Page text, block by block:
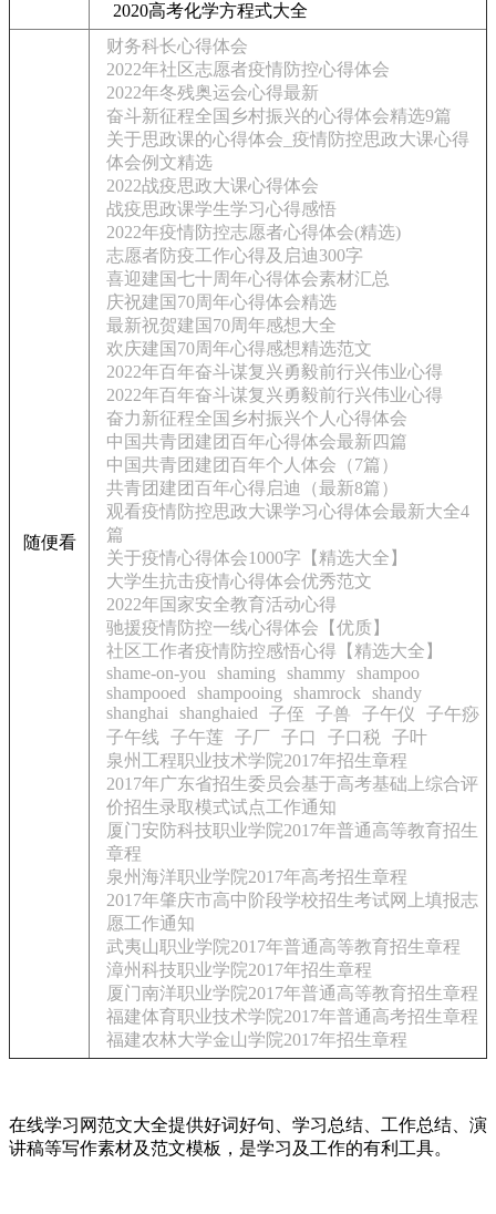
2020高考化学方程式大全
随便看
财务科长心得体会
2022年社区志愿者疫情防控心得体会
2022年冬残奥运会心得最新
奋斗新征程全国乡村振兴的心得体会精选9篇
关于思政课的心得体会_疫情防控思政大课心得
体会例文精选
2022战疫思政大课心得体会
战疫思政课学生学习心得感悟
2022年疫情防控志愿者心得体会(精选)
志愿者防疫工作心得及启迪300字
喜迎建国七十周年心得体会素材汇总
庆祝建国70周年心得体会精选
最新祝贺建国70周年感想大全
欢庆建国70周年心得感想精选范文
2022年百年奋斗谋复兴勇毅前行兴伟业心得
2022年百年奋斗谋复兴勇毅前行兴伟业心得
奋力新征程全国乡村振兴个人心得体会
中国共青团建团百年心得体会最新四篇
中国共青团建团百年个人体会（7篇）
共青团建团百年心得启迪（最新8篇）
观看疫情防控思政大课学习心得体会最新大全4
篇
关于疫情心得体会1000字【精选大全】
大学生抗击疫情心得体会优秀范文
2022年国家安全教育活动心得
驰援疫情防控一线心得体会【优质】
社区工作者疫情防控感悟心得【精选大全】
shame-on-you
shaming shammy shampoo
shampooed
shampooing shamrock
shandy
shanghai
shanghaied 子侄 子兽 子午仪
子午痧
子午线
子午莲 子厂 子口 子口税
子叶
泉州工程职业技术学院2017年招生章程
2017年广东省招生委员会基于高考基础上综合评
价招生录取模式试点工作通知
厦门安防科技职业学院2017年普通高等教育招生
章程
泉州海洋职业学院2017年高考招生章程
2017年肇庆市高中阶段学校招生考试网上填报志
愿工作通知
武夷山职业学院2017年普通高等教育招生章程
漳州科技职业学院2017年招生章程
厦门南洋职业学院2017年普通高等教育招生章程
福建体育职业技术学院2017年普通高考招生章程
福建农林大学金山学院2017年招生章程
在线学习网范文大全提供好词好句、学习总结、工作总结、演
讲稿等写作素材及范文模板，是学习及工作的有利工具。